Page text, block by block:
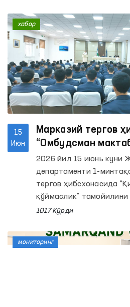
15
Июн
Марказий тергов
“Омбудсман
ўтказилди
2026 йил 15 июнь куни
департаменти 1-
тергов ҳибсхонасида
қўймаслик”
“Омбудсман мактаби”
1017 Кўрди
хабар
мониторинг